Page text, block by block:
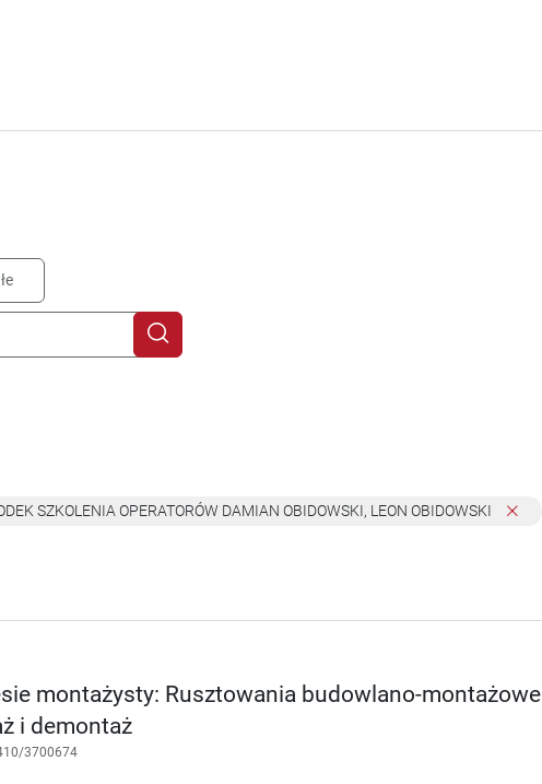
SZKOLENIA OPERATORÓW DAMIAN OBIDOWSKI, LEON OBIDOWSKI
montażysty: Rusztowania budowlano-montażowe
i demontaż
3700674